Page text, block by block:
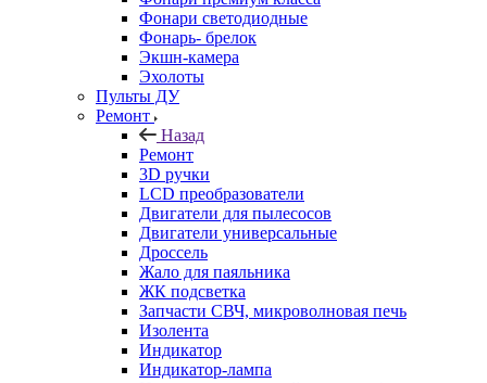
Фонари светодиодные
Фонарь- брелок
Экшн-камера
Эхолоты
Пульты ДУ
Ремонт
Назад
Ремонт
3D ручки
LCD преобразователи
Двигатели для пылесосов
Двигатели универсальные
Дроссель
Жало для паяльника
ЖК подсветка
Запчасти СВЧ, микроволновая печь
Изолента
Индикатор
Индикатор-лампа